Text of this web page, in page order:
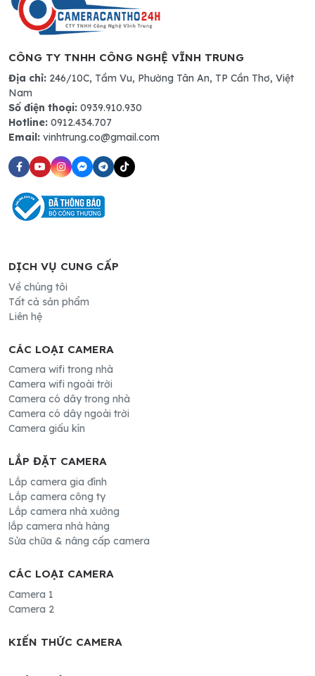
CÔNG TY TNHH CÔNG NGHỆ VĨNH TRUNG
Địa chỉ: 246/10C, Tầm Vu, Phường Tân An, TP Cần Thơ, Việt
Nam
Số điện thoại: 0939.910.930
Hotline: 0912.434.707
Email: vinhtrung.co@gmail.com
DỊCH VỤ CUNG CẤP
Về chúng tôi
Tất cả sản phẩm
Liên hệ
CÁC LOẠI CAMERA
Camera wifi trong nhà
Camera wifi ngoài trời
Camera có dây trong nhà
Camera có dây ngoài trời
Camera giấu kín
LẮP ĐẶT CAMERA
Lắp camera gia đình
Lắp camera công ty
Lắp camera nhà xưởng
lắp camera nhà hàng
Sửa chữa & nâng cấp camera
CÁC LOẠI CAMERA
Camera 1
Camera 2
KIẾN THỨC CAMERA